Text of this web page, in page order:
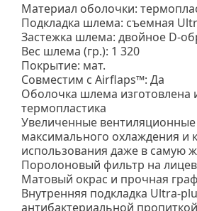
Материал оболочки:
Подкладка шлема: cъемная
Застежка шлема: двойное D-
Вес шлема (гр.): 1 320
Покрытие: мат.
Совместим с Airflaps™: Да
Оболочка шлема изготовлена
термопластика
Увеличенные вентиляционные
максимального охлаждения и
использования даже в самую
Поролоновый фильтр на
Матовый окрас и прочная
Внутренняя подкладка Ultra-
антибактериальной